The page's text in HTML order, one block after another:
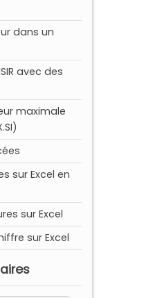
dans un
avec des
maximale
sur Excel en
sur Excel
sur Excel